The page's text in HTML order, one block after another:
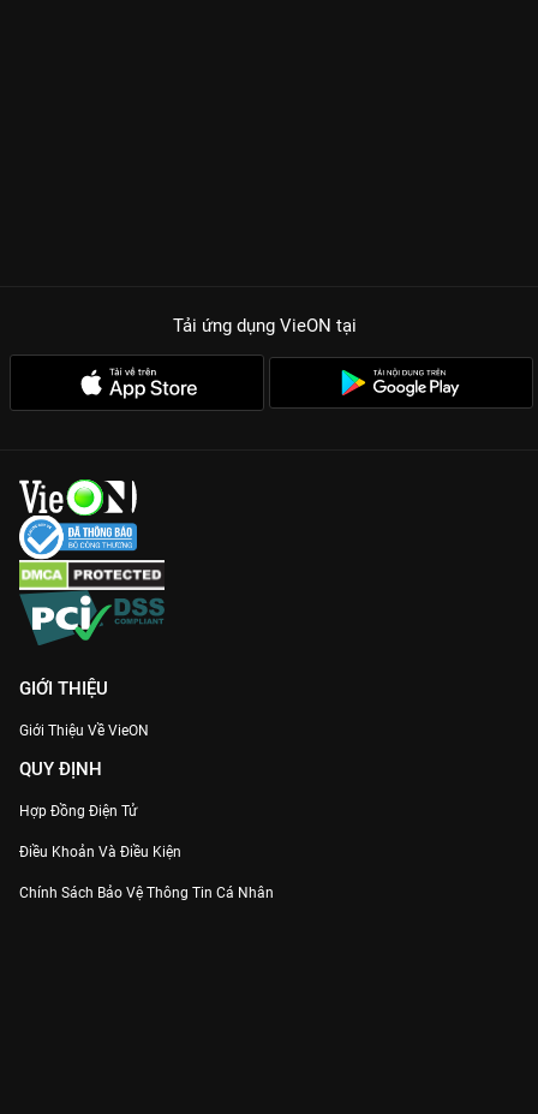
Tải ứng dụng VieON tại
GIỚI THIỆU
Giới Thiệu Về VieON
QUY ĐỊNH
Hợp Đồng Điện Tử
Điều Khoản Và Điều Kiện
Chính Sách Bảo Vệ Thông Tin Cá Nhân